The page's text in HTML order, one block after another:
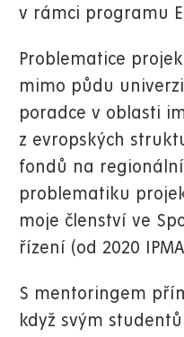
v rámci programu
Problematice
mimo půdu
poradce v oblasti
z evropských
fondů na
problematiku
moje členství ve
řízení (od 2020 IPMA
S mentoringem
když svým